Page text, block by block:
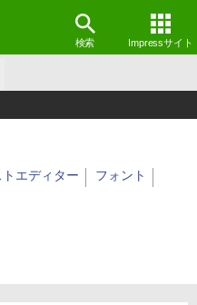
検索 Impressサイト
トエディター フォント